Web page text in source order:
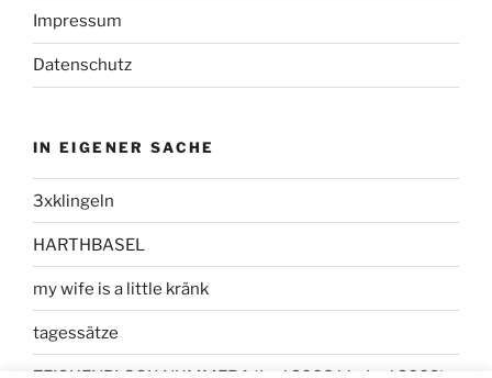
Impressum
Datenschutz
IN EIGENER SACHE
3xklingeln
HARTHBASEL
my wife is a little kränk
tagessätze